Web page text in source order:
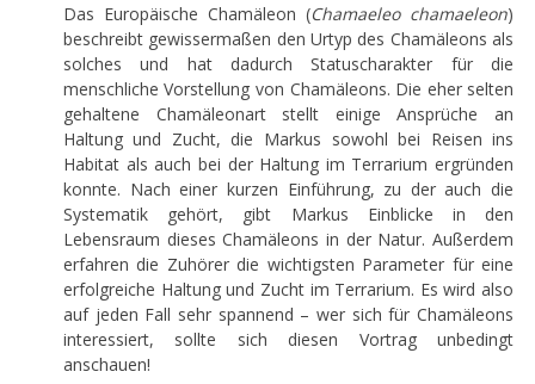
Das Europäische Chamäleon (Chamaeleo chamaeleon)
beschreibt gewissermaßen den Urtyp des Chamäleons als
solches und hat dadurch Statuscharakter für die
menschliche Vorstellung von Chamäleons. Die eher selten
gehaltene Chamäleonart stellt einige Ansprüche an
Haltung und Zucht, die Markus sowohl bei Reisen ins
Habitat als auch bei der Haltung im Terrarium ergründen
konnte. Nach einer kurzen Einführung, zu der auch die
Systematik gehört, gibt Markus Einblicke in den
Lebensraum dieses Chamäleons in der Natur. Außerdem
erfahren die Zuhörer die wichtigsten Parameter für eine
erfolgreiche Haltung und Zucht im Terrarium. Es wird also
auf jeden Fall sehr spannend – wer sich für Chamäleons
interessiert, sollte sich diesen Vortrag unbedingt
anschauen!